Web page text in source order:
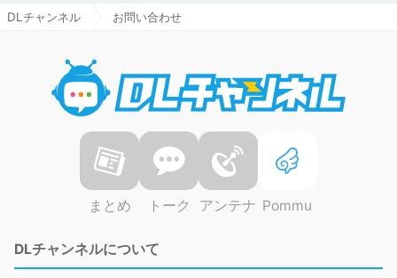
DLチャンネル お問い合わせ
まとめ トーク アンテナ Pommu
DLチャンネルについて